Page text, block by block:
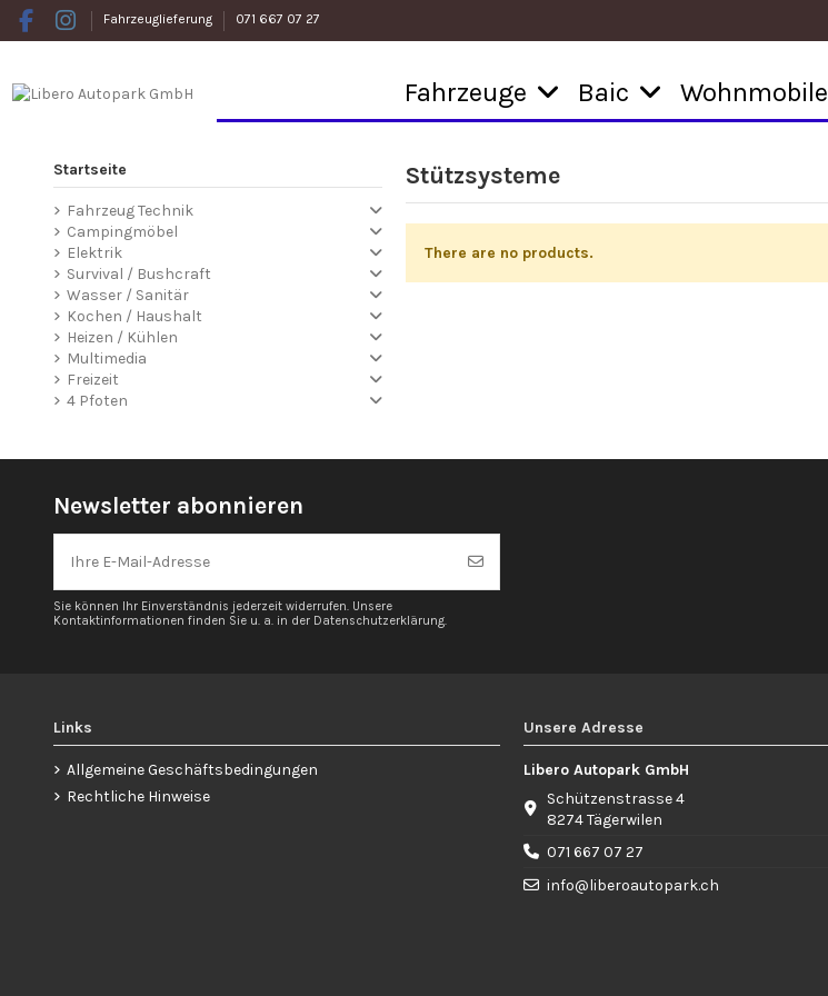
Fahrzeuglieferung 071 667 07 27
Fahrzeuge Baic Wohnmobile
Stützsysteme
There are no products.
Startseite
Fahrzeug Technik
Campingmöbel
Elektrik
Survival / Bushcraft
Wasser / Sanitär
Kochen / Haushalt
Heizen / Kühlen
Multimedia
Freizeit
4 Pfoten
Newsletter abonnieren
Sie können Ihr Einverständnis jederzeit widerrufen. Unsere
Kontaktinformationen finden Sie u. a. in der Datenschutzerklärung.
Links
Allgemeine Geschäftsbedingungen
Rechtliche Hinweise
Unsere Adresse
Libero Autopark GmbH
Schützenstrasse 4
8274 Tägerwilen
071 667 07 27
info@liberoautopark.ch